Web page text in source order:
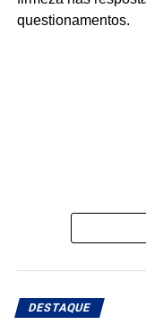
questionamentos.
DESTAQUE